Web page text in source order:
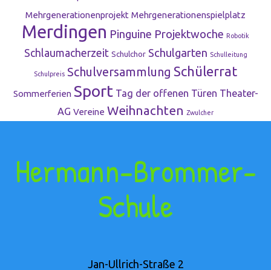
Mehrgenerationenprojekt Mehrgenerationenspielplatz
Merdingen Pinguine Projektwoche Robotik
Schlaumacherzeit Schulchor Schulgarten Schulleitung
Schulpreis Schulversammlung Schülerrat
Sommerferien Sport Tag der offenen Türen Theater-
AG Vereine Weihnachten Zwulcher
Hermann-Brommer-
Schule
Jan-Ullrich-Straße 2